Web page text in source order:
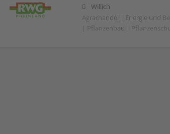
Willich
Agrarhandel | Energie und
| Pflanzenbau |